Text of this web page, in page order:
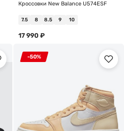
Кроссовки New Balance U574ESF
7.5 8 8.5 9 10
17 990 ₽
-50%